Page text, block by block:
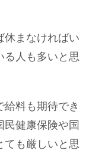
屋は○○取るように
休まなければい
る人も多いと思
料も期待でき
民健康保険や国
ても厳しいと思